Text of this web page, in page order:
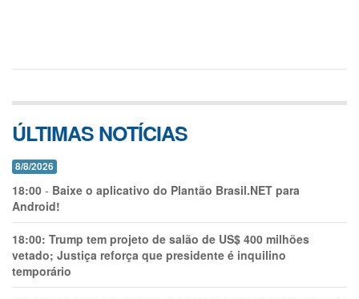
ÚLTIMAS NOTÍCIAS
8/8/2026
18:00 - Baixe o aplicativo do Plantão Brasil.NET para
Android!
18:00: Trump tem projeto de salão de US$ 400 milhões
vetado; Justiça reforça que presidente é inquilino
temporário